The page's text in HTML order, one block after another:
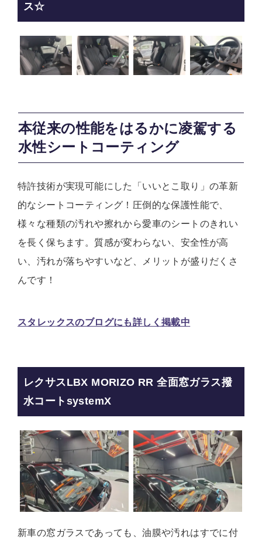
ス☆
本従来の性能をはるかに凌駕する
水性シートコーティング
特許技術が実現可能にした「いいとこ取り」の革新
的なシートコーティング！圧倒的な保護性能で、
様々な種類の汚れや擦れから愛車のシートのきれい
を長く保ちます。質感が変わらない、安全性が高
い、汚れが落ちやすいなど、メリットが盛りだくさ
んです！
スタレックスのブログにも詳しく掲載中
レクサスLBX MORIZO RR 全面窓ガラス撥
水コートsystemX
新車の窓ガラスであっても、油膜や汚れはすでに付